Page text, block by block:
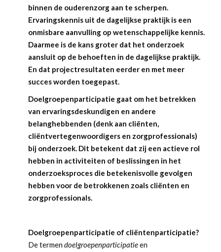
binnen de ouderenzorg aan te scherpen.
Ervaringskennis uit de dagelijkse praktijk is een
onmisbare aanvulling op wetenschappelijke kennis.
Daarmee is de kans groter dat het onderzoek
aansluit op de behoeften in de dagelijkse praktijk.
En dat projectresultaten eerder en met meer
succes worden toegepast.
Doelgroepenparticipatie gaat om het betrekken
van ervaringsdeskundigen en andere
belanghebbenden (denk aan cliënten,
cliëntvertegenwoordigers en zorgprofessionals)
bij onderzoek. Dit betekent dat zij een actieve rol
hebben in activiteiten of beslissingen in het
onderzoeksproces die betekenisvolle gevolgen
hebben voor de betrokkenen zoals cliënten en
zorgprofessionals.
Doelgroepenparticipatie of cliëntenparticipatie?
De termen doelgroepenparticipatieen